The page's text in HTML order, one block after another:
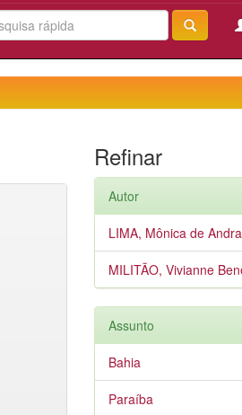
Refinar
Autor
LIMA, Mônica de
MILITÃO, Vivianne
Assunto
Bahia
Paraíba